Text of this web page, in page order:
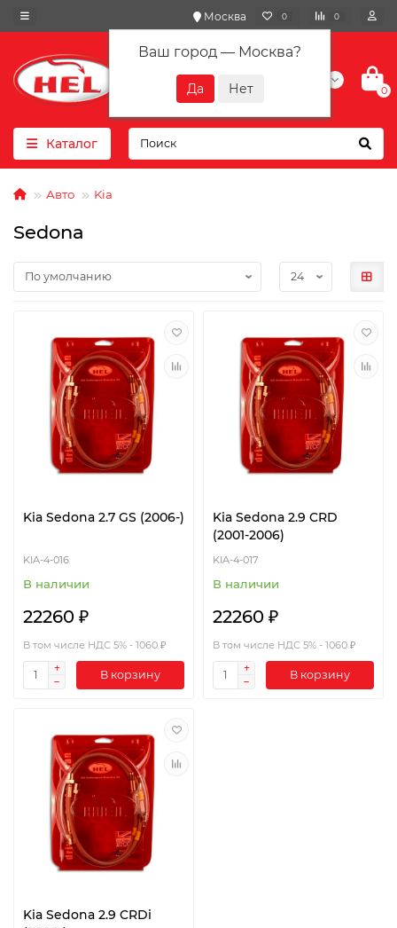
Москва
Ваш город — Москва?
0 0
+7(901) 417-10-01
0
Каталог
Авто Kia
Sedona
Kia Sedona 2.7 GS (2006-)
KIA-4-016
В наличии
22260 ₽
В том числе НДС 5% - 1060 ₽
В корзину
Kia Sedona 2.9 CRD
(2001-2006)
KIA-4-017
В наличии
22260 ₽
В том числе НДС 5% - 1060 ₽
В корзину
Kia Sedona 2.9 CRDi